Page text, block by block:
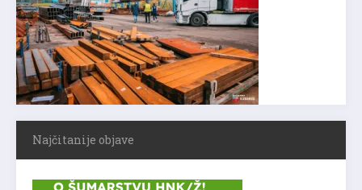
Najčitanije objave